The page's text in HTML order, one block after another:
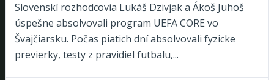
Slovenskí rozhodcovia Lukáš Dzivjak a Ákoš Juhoš
úspešne absolvovali program UEFA CORE vo
Švajčiarsku. Počas piatich dní absolvovali fyzicke
previerky, testy z pravidiel futbalu,...